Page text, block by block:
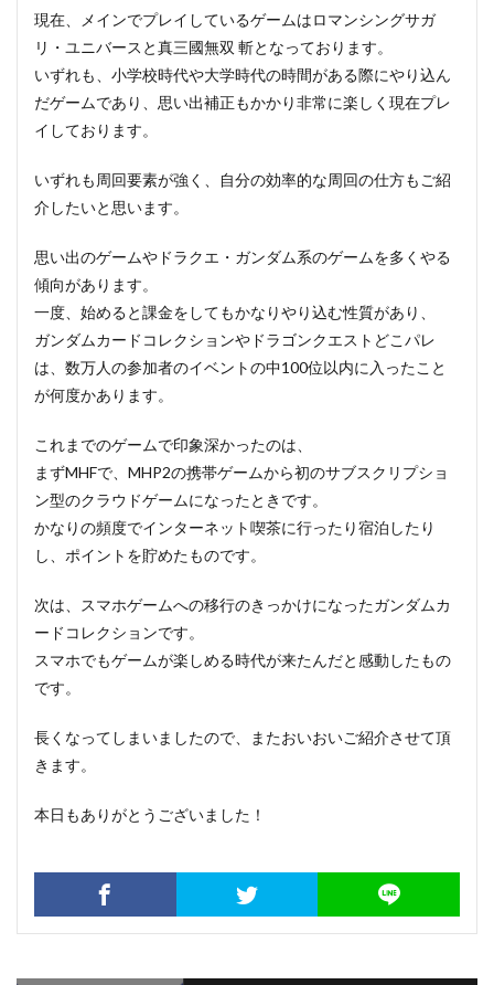
現在、メインでプレイしているゲームはロマンシングサガ
リ・ユニバースと真三國無双 斬となっております。
いずれも、小学校時代や大学時代の時間がある際にやり込ん
だゲームであり、思い出補正もかかり非常に楽しく現在プレ
イしております。
いずれも周回要素が強く、自分の効率的な周回の仕方もご紹
介したいと思います。
思い出のゲームやドラクエ・ガンダム系のゲームを多くやる
傾向があります。
一度、始めると課金をしてもかなりやり込む性質があり、
ガンダムカードコレクションやドラゴンクエストどこパレ
は、数万人の参加者のイベントの中100位以内に入ったこと
が何度かあります。
これまでのゲームで印象深かったのは、
まずMHFで、MHP2の携帯ゲームから初のサブスクリプショ
ン型のクラウドゲームになったときです。
かなりの頻度でインターネット喫茶に行ったり宿泊したり
し、ポイントを貯めたものです。
次は、スマホゲームへの移行のきっかけになったガンダムカ
ードコレクションです。
スマホでもゲームが楽しめる時代が来たんだと感動したもの
です。
長くなってしまいましたので、またおいおいご紹介させて頂
きます。
本日もありがとうございました！